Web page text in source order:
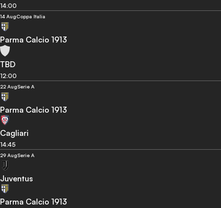
14:00
14 AugCoppa Italia
Parma Calcio 1913
TBD
12:00
22 AugSerie A
Parma Calcio 1913
Cagliari
14:45
29 AugSerie A
Juventus
Parma Calcio 1913